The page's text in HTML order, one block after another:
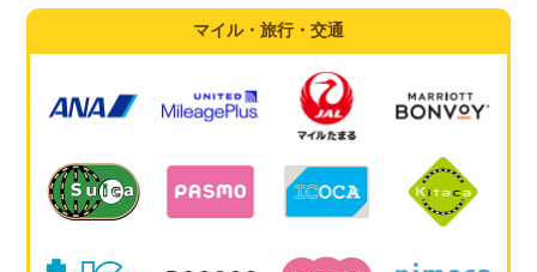
マイル・旅行・交通